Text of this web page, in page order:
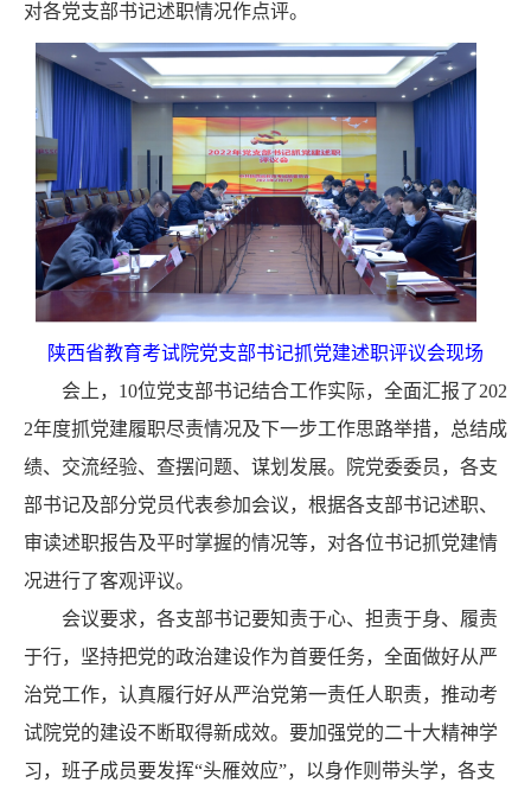
对各党支部书记述职情况作点评。
陕西省教育考试院党支部书记抓党建述职评议会现场
会上，10位党支部书记结合工作实际，全面汇报了202
2年度抓党建履职尽责情况及下一步工作思路举措，总结成
绩、交流经验、查摆问题、谋划发展。院党委委员，各支
部书记及部分党员代表参加会议，根据各支部书记述职、
审读述职报告及平时掌握的情况等，对各位书记抓党建情
况进行了客观评议。
会议要求，各支部书记要知责于心、担责于身、履责
于行，坚持把党的政治建设作为首要任务，全面做好从严
治党工作，认真履行好从严治党第一责任人职责，推动考
试院党的建设不断取得新成效。要加强党的二十大精神学
习，班子成员要发挥“头雁效应”，以身作则带头学，各支